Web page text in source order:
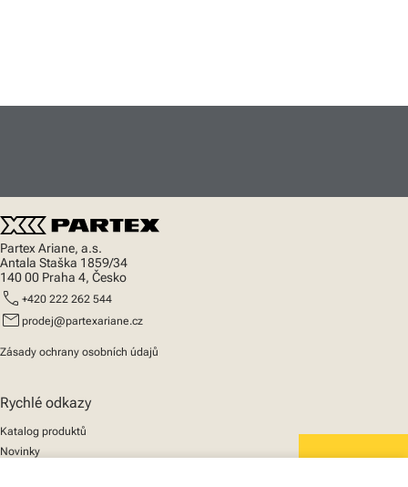
Partex Ariane, a.s.
Antala Staška 1859/34
140 00 Praha 4, Česko
call +420 222 262 544
mail prodej@partexariane.cz
Zásady ochrany osobních údajů
Rychlé odkazy
Katalog produktů
Novinky